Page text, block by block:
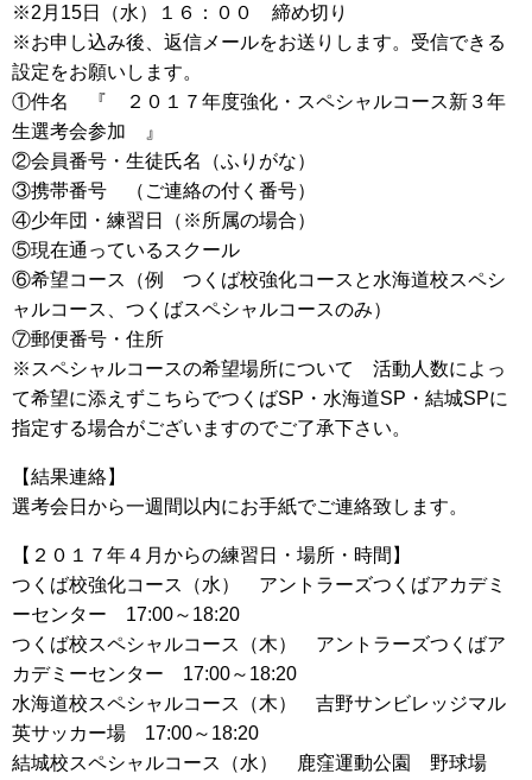
※2月15日（水）１６：００ 締め切り
※お申し込み後、返信メールをお送りします。受信できる
設定をお願いします。
①件名 『 ２０１７年度強化・スペシャルコース新３年
生選考会参加 』
②会員番号・生徒氏名（ふりがな）
③携帯番号 （ご連絡の付く番号）
④少年団・練習日（※所属の場合）
⑤現在通っているスクール
⑥希望コース（例 つくば校強化コースと水海道校スペシ
ャルコース、つくばスペシャルコースのみ）
⑦郵便番号・住所
※スペシャルコースの希望場所について 活動人数によっ
て希望に添えずこちらでつくばSP・水海道SP・結城SPに
指定する場合がございますのでご了承下さい。
【結果連絡】
選考会日から一週間以内にお手紙でご連絡致します。
【２０１７年４月からの練習日・場所・時間】
つくば校強化コース（水） アントラーズつくばアカデミ
ーセンター 17:00～18:20
つくば校スペシャルコース（木） アントラーズつくばア
カデミーセンター 17:00～18:20
水海道校スペシャルコース（木） 吉野サンビレッジマル
英サッカー場 17:00～18:20
結城校スペシャルコース（水） 鹿窪運動公園 野球場